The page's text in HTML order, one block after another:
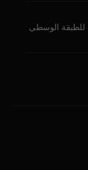
للطبقة الوسطى